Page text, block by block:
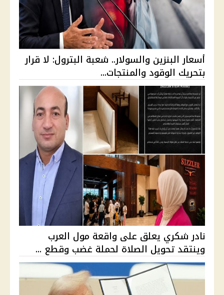
أسعار البنزين والسولار.. شعبة البترول: لا قرار
بتحريك الوقود والمنتجات...
نادر شكري يعلق على واقعة مول العرب
وينتقد تحويل الصلاة لحملة غضب وقطع ...